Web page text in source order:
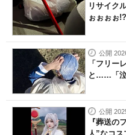
リサイク
ぉぉぉぉ
公開
「フリー
と……「
公開
『葬送の